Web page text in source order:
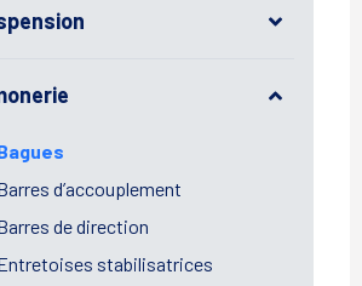
d’accouplement
de direction
stabilisatrices